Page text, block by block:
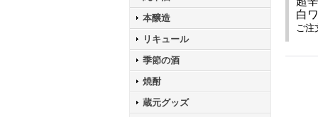
本醸造
リキュール
季節の酒
焼酎
蔵元グッズ
白
ご注